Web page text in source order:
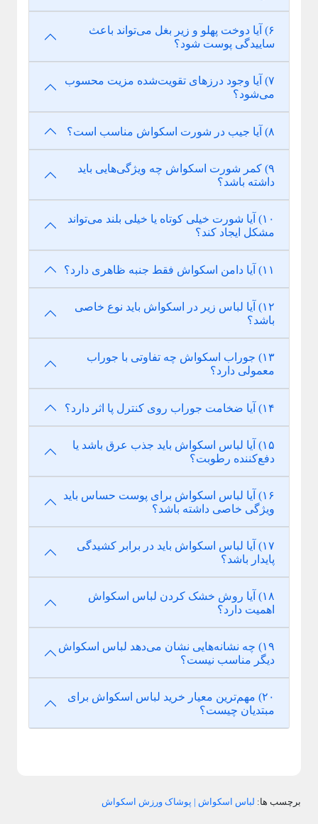
۶) آیا دوخت پهلو و زیر بغل می‌تواند باعث
ساییدگی پوست شود؟
۷) آیا وجود درزهای تقویت‌شده مزیت محسوب
می‌شود؟
۸) آیا جیب در شورت اسکواش مناسب است؟
۹) کمر شورت اسکواش چه ویژگی‌هایی باید
داشته باشد؟
۱۰) آیا شورت خیلی کوتاه یا خیلی بلند می‌تواند
مشکل ایجاد کند؟
۱۱) آیا دامن اسکواش فقط جنبه ظاهری دارد؟
۱۲) آیا لباس زیر در اسکواش باید نوع خاصی
باشد؟
۱۳) جوراب اسکواش چه تفاوتی با جوراب
معمولی دارد؟
۱۴) آیا ضخامت جوراب روی کنترل پا اثر دارد؟
۱۵) آیا لباس اسکواش باید جذب عرق باشد یا
دفع‌کننده رطوبت؟
۱۶) آیا لباس اسکواش برای پوست حساس باید
ویژگی خاصی داشته باشد؟
۱۷) آیا لباس اسکواش باید در برابر کشیدگی
پایدار باشد؟
۱۸) آیا روش خشک کردن لباس اسکواش
اهمیت دارد؟
۱۹) چه نشانه‌هایی نشان می‌دهد لباس اسکواش
دیگر مناسب نیست؟
۲۰) مهم‌ترین معیار خرید لباس اسکواش برای
مبتدیان چیست؟
برچسب ها: لباس اسکواش | پوشاک ورزش اسکواش